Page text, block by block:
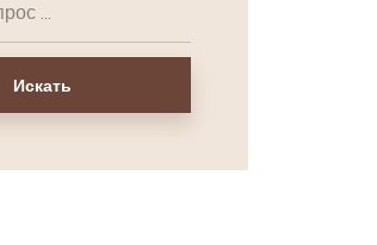
Искать